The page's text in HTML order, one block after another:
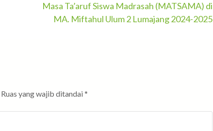
Masa Ta’aruf Siswa Madrasah (MATSAMA) di
MA. Miftahul Ulum 2 Lumajang 2024-2025
Ruas yang wajib ditandai *